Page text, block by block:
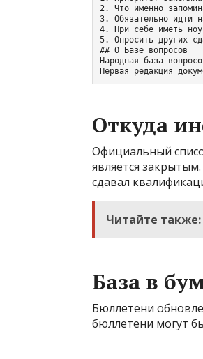
2. Что именно
3. Обязательно идти
4. При себе иметь
5. Опросить других
## О Базе вопросов
Народная база
Первая редакция
Откуда
Официальный
является
сдавал
Читайте также:
База в
Бюллетени
бюллетени могут